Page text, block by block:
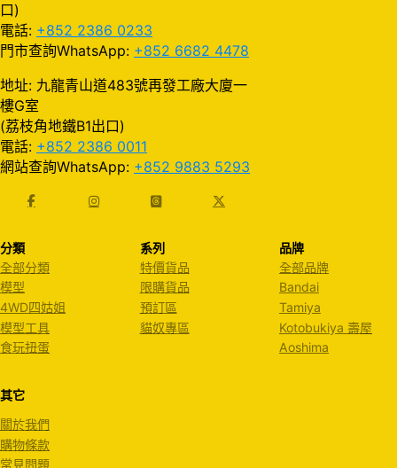
口)
電話: +852 2386 0233
門市查詢WhatsApp: +852 6682 4478
地址: 九龍青山道483號再發工廠大廈一
樓G室
(荔枝角地鐵B1出口)
電話: +852 2386 0011
網站查詢WhatsApp: +852 9883 5293
分類
全部分類
模型
4WD四姑姐
模型工具
食玩扭蛋
系列
特價貨品
限購貨品
預訂區
貓奴專區
品牌
全部品牌
Bandai
Tamiya
Kotobukiya 壽屋
Aoshima
其它
關於我們
購物條款
常見問題